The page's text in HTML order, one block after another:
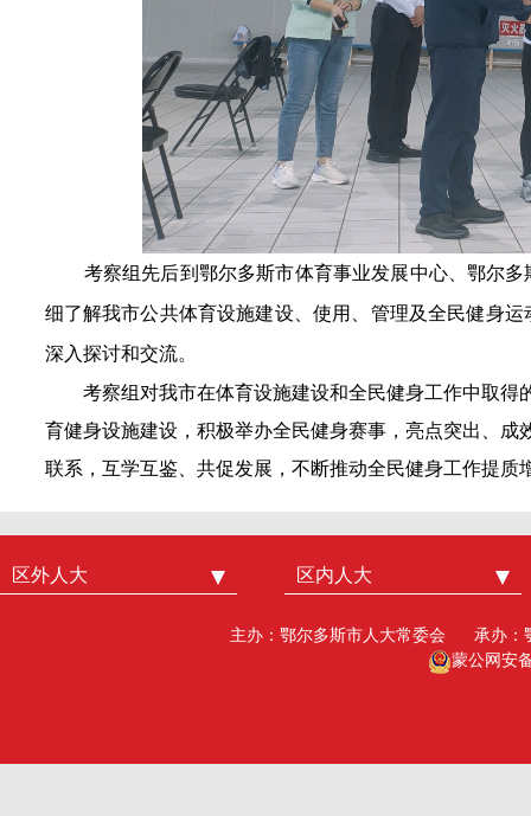
考察组先后到鄂尔多斯市体育事业发展中心、鄂尔
细了解我市公共体育设施建设、使用、管理及全民健身
深入探讨和交流。
考察组对我市在体育设施建设和全民健身工作中取得
育健身设施建设，积极举办全民健身赛事，亮点突出、成
联系，互学互鉴、共促发展，不断推动全民健身工作提质
区外人大
中国人大
区内人大
内蒙古人大
包头人大
巴彦淖尔市人大
主办：鄂尔多斯市人大常委会
承办：
蒙公网安